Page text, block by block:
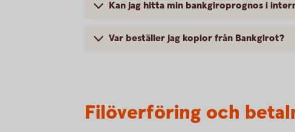
Kan jag hitta min bankgiroprognos i
Var beställer jag kopior från Bankgirot?
Filöverföring och